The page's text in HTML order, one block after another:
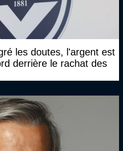
les doutes, l'argent est
derrière le rachat des